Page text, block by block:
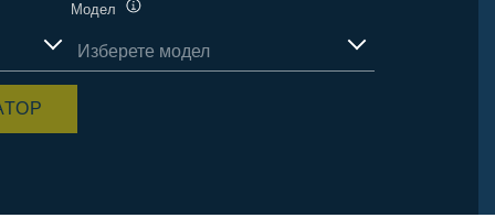
Модел
Изберете модел
налични